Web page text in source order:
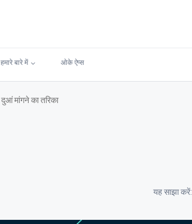
हमारे बारे में ओके ऐप्स
दुआं मांगने का तरिका
यह साझा करें: